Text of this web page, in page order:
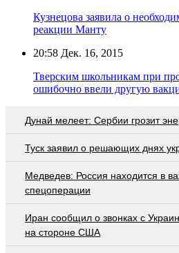
Кузнецова заявила о
реакции Манту
20:58 Дек. 16, 2015
Тверским школьникам при
ошибочно ввели другую
Дунай мелеет: Сербии грозит
Туск заявил о решающих днях
Медведев: Россия находится в
спецоперации
Иран сообщил о звонках с
на стороне США